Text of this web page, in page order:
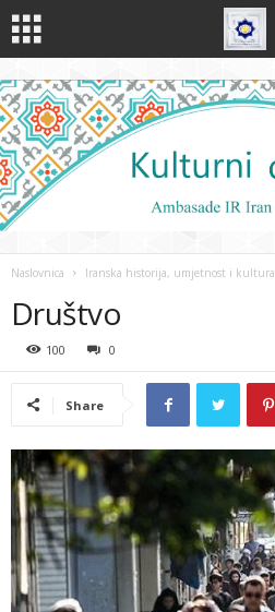
Naslovnica Iranska historija, umjetnost i kultura
Društvo
100 0
Share